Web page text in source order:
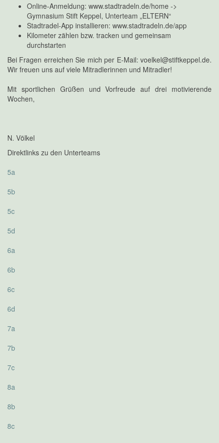
Online-Anmeldung: www.stadtradeln.de/home ->
Gymnasium Stift Keppel, Unterteam „ELTERN“
Stadtradel-App installieren: www.stadtradeln.de/app
Kilometer zählen bzw. tracken und gemeinsam
durchstarten
Bei Fragen erreichen Sie mich per E-Mail: voelkel@stiftkeppel.de.
Wir freuen uns auf viele Mitradlerinnen und Mitradler!
Mit sportlichen Grüßen und Vorfreude auf drei motivierende
Wochen,
N. Völkel
Direktlinks zu den Unterteams
5a
5b
5c
5d
6a
6b
6c
6d
7a
7b
7c
8a
8b
8c